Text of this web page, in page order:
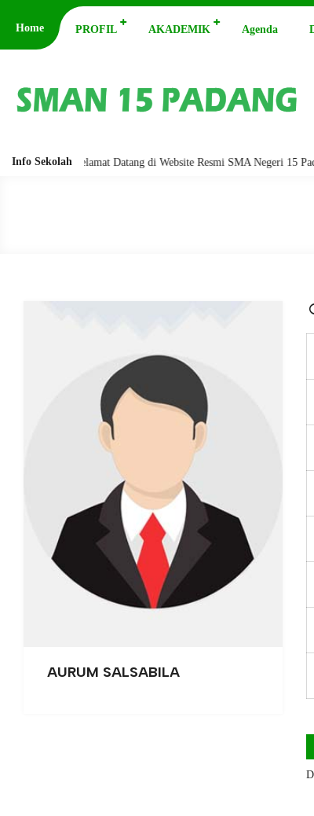
Home PROFIL AKADEMIK Agenda
Info SekolahSelamat Datang di Website Resmi SMA Negeri 15 Padang
AURUM SALSABILA